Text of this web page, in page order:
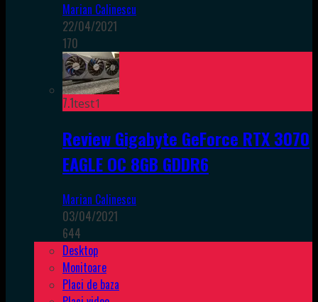
Marian Calinescu
22/04/2021
170
7.1test1
Review Gigabyte GeForce RTX 3070
EAGLE OC 8GB GDDR6
Marian Calinescu
03/04/2021
644
Desktop
Monitoare
Placi de baza